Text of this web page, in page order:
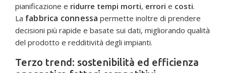
pianificazione e ridurre tempi morti, errori e costi.
La fabbrica connessa permette inoltre di prendere
decisioni più rapide e basate sui dati, migliorando qualità
del prodotto e redditività degli impianti.
Terzo trend: sostenibilità ed efficienza